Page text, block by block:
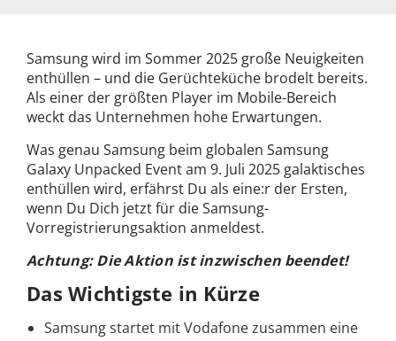
Samsung wird im Sommer 2025 große Neuigkeiten
enthüllen – und die Gerüchteküche brodelt bereits.
Als einer der größten Player im Mobile-Bereich
weckt das Unternehmen hohe Erwartungen.
Was genau Samsung beim globalen Samsung
Galaxy Unpacked Event am 9. Juli 2025 galaktisches
enthüllen wird, erfährst Du als eine:r der Ersten,
wenn Du Dich jetzt für die Samsung-
Vorregistrierungsaktion anmeldest.
Achtung: Die Aktion ist inzwischen beendet!
Das Wichtigste in Kürze
Samsung startet mit Vodafone zusammen eine